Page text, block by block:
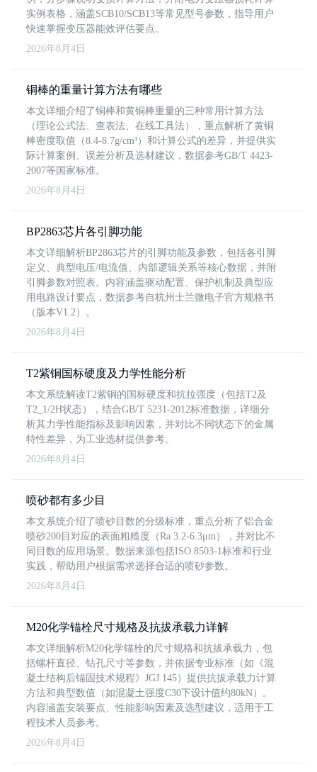
实例表格，涵盖SCB10/SCB13等常见型号参数，指导用户
快速掌握变压器能效评估要点。
2026年8月4日
铜棒的重量计算方法有哪些
本文详细介绍了铜棒和黄铜棒重量的三种常用计算方法
（理论公式法、查表法、在线工具法），重点解析了黄铜
棒密度取值（8.4-8.7g/cm³）和计算公式的差异，并提供实
际计算案例、误差分析及选材建议，数据参考GB/T 4423-
2007等国家标准。
2026年8月4日
BP2863芯片各引脚功能
本文详细解析BP2863芯片的引脚功能及参数，包括各引脚
定义、典型电压/电流值、内部逻辑关系等核心数据，并附
引脚参数对照表。内容涵盖驱动配置、保护机制及典型应
用电路设计要点，数据参考自杭州士兰微电子官方规格书
（版本V1.2）。
2026年8月4日
T2紫铜国标硬度及力学性能分析
本文系统解读T2紫铜的国标硬度和抗拉强度（包括T2及
T2_1/2H状态），结合GB/T 5231-2012标准数据，详细分
析其力学性能指标及影响因素，并对比不同状态下的金属
特性差异，为工业选材提供参考。
2026年8月4日
喷砂都有多少目
本文系统介绍了喷砂目数的分级标准，重点分析了铝合金
喷砂200目对应的表面粗糙度（Ra 3.2-6.3μm），并对比不
同目数的应用场景。数据来源包括ISO 8503-1标准和行业
实践，帮助用户根据需求选择合适的喷砂参数。
2026年8月4日
M20化学锚栓尺寸规格及抗拔承载力详解
本文详细解析M20化学锚栓的尺寸规格和抗拔承载力，包
括螺杆直径、钻孔尺寸等参数，并依据专业标准（如《混
凝土结构后锚固技术规程》JGJ 145）提供抗拔承载力计算
方法和典型数值（如混凝土强度C30下设计值约80kN）。
内容涵盖安装要点、性能影响因素及选型建议，适用于工
程技术人员参考。
2026年8月4日